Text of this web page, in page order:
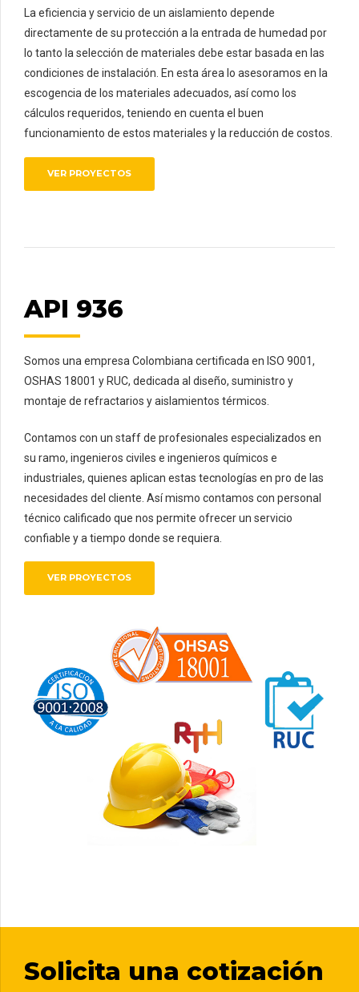
La eficiencia y servicio de un aislamiento depende
directamente de su protección a la entrada de humedad por
lo tanto la selección de materiales debe estar basada en las
condiciones de instalación. En esta área lo asesoramos en la
escogencia de los materiales adecuados, así como los
cálculos requeridos, teniendo en cuenta el buen
funcionamiento de estos materiales y la reducción de costos.
VER PROYECTOS
API 936
Somos una empresa Colombiana certificada en ISO 9001,
OSHAS 18001 y RUC, dedicada al diseño, suministro y
montaje de refractarios y aislamientos térmicos.
Contamos con un staff de profesionales especializados en
su ramo, ingenieros civiles e ingenieros químicos e
industriales, quienes aplican estas tecnologías en pro de las
necesidades del cliente. Así mismo contamos con personal
técnico calificado que nos permite ofrecer un servicio
confiable y a tiempo donde se requiera.
VER PROYECTOS
Solicita una cotización